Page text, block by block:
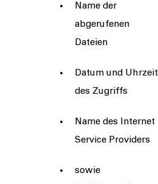
Name der
abgerufenen
Dateien
Datum und Uhrzeit
des Zugriffs
Name des Internet
Service Providers
sowie